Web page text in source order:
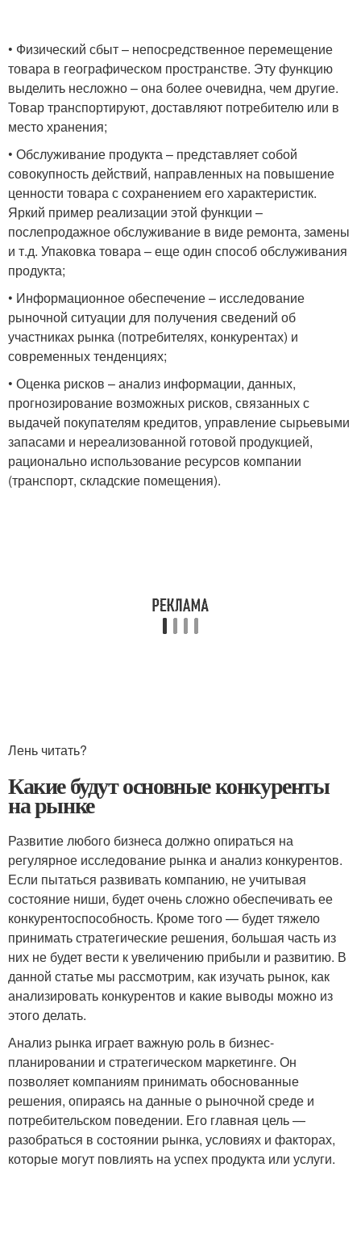
• Физический сбыт – непосредственное перемещение
товара в географическом пространстве. Эту функцию
выделить несложно – она более очевидна, чем другие.
Товар транспортируют, доставляют потребителю или в
место хранения;
• Обслуживание продукта – представляет собой
совокупность действий, направленных на повышение
ценности товара с сохранением его характеристик.
Яркий пример реализации этой функции –
послепродажное обслуживание в виде ремонта, замены
и т.д. Упаковка товара – еще один способ обслуживания
продукта;
• Информационное обеспечение – исследование
рыночной ситуации для получения сведений об
участниках рынка (потребителях, конкурентах) и
современных тенденциях;
• Оценка рисков – анализ информации, данных,
прогнозирование возможных рисков, связанных с
выдачей покупателям кредитов, управление сырьевыми
запасами и нереализованной готовой продукцией,
рационально использование ресурсов компании
(транспорт, складские помещения).
Лень читать?
Какие будут основные конкуренты
на рынке
Развитие любого бизнеса должно опираться на
регулярное исследование рынка и анализ конкурентов.
Если пытаться развивать компанию, не учитывая
состояние ниши, будет очень сложно обеспечивать ее
конкурентоспособность. Кроме того — будет тяжело
принимать стратегические решения, большая часть из
них не будет вести к увеличению прибыли и развитию. В
данной статье мы рассмотрим, как изучать рынок, как
анализировать конкурентов и какие выводы можно из
этого делать.
Анализ рынка играет важную роль в бизнес-
планировании и стратегическом маркетинге. Он
позволяет компаниям принимать обоснованные
решения, опираясь на данные о рыночной среде и
потребительском поведении. Его главная цель —
разобраться в состоянии рынка, условиях и факторах,
которые могут повлиять на успех продукта или услуги.